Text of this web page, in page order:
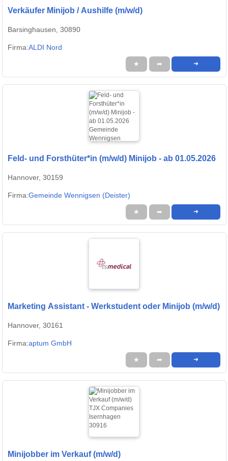
Verkäufer Minijob / Aushilfe (m/w/d)
Barsinghausen, 30890
Firma:ALDI Nord
★ ➦ ➜
Feld- und Forsthüter*in (m/w/d) Minijob - ab 01.05.2026
Hannover, 30159
Firma:Gemeinde Wennigsen (Deister)
★ ➦ ➜
Marketing Assistant - Werkstudent oder Minijob (m/w/d)
Hannover, 30161
Firma:aptum GmbH
★ ➦ ➜
Minijobber im Verkauf (m/w/d)